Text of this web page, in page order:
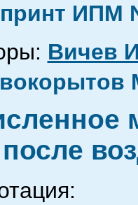
ИПМ
Вичев
после